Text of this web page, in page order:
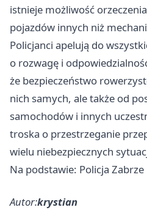
istnieje możliwość
pojazdów innych niż
Policjanci apelują do
o rozwagę i
że bezpieczeństwo
nich samych, ale także od
samochodów i innych
troska o przestrzeganie
wielu niebezpiecznych
Na podstawie: Policja Zabrze
Autor:krystian